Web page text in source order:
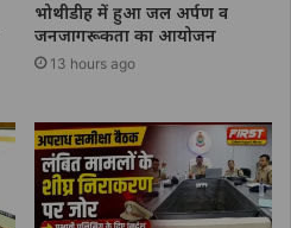
भोथीडीह में हुआ जल अर्पण व
जनजागरूकता का आयोजन
13 hours ago